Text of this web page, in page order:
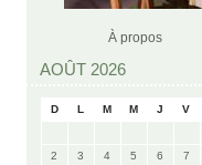
À propos
AOÛT 2026
D L M M J V
2
3 4 5 6 7